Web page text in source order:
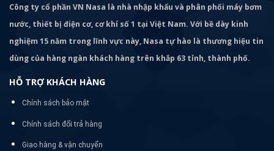
Công ty cổ phần VN Nasa là nhà nhập khẩu và phân phối máy bơm
nước, thiết bị điện cơ, cơ khí số 1 tại Việt Nam. Với bề dày kinh
nghiệm 15 năm trong lĩnh vực này, Nasa tự hào là thương hiệu tin
dùng của hàng ngàn khách hàng trên khắp 63 tỉnh, thành phố.
HỖ TRỢ KHÁCH HÀNG
Chính sách bảo mật
Chính sách đổi trả hàng
Giao hàng & vận chuyển